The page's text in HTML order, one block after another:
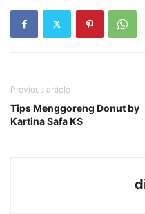
Previous article
Tips Menggoreng Donut by
Kartina Safa KS